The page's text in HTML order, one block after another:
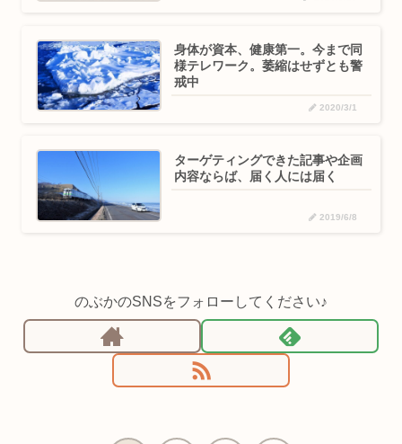
身体が資本、健康第一。今まで同
様テレワーク。萎縮はせずとも警
戒中
2020/3/1
ターゲティングできた記事や企画
内容ならば、届く人には届く
2019/6/8
のぶかのSNSをフォローしてください♪